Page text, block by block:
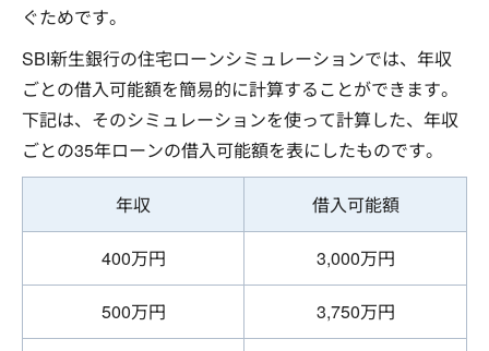
ぐためです。
SBI新生銀行の住宅ローンシミュレーションでは、年収
ごとの借入可能額を簡易的に計算することができます。
下記は、そのシミュレーションを使って計算した、年収
ごとの35年ローンの借入可能額を表にしたものです。
年収 借入可能額
400万円 3,000万円
500万円 3,750万円